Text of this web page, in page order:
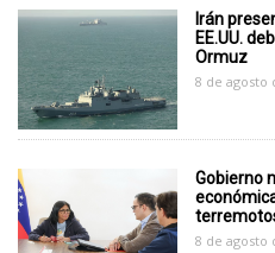
Irán
EE.UU.
Ormuz
8 de agosto
Gobierno
8 de agosto